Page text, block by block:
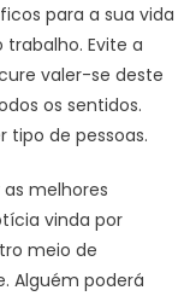
para a sua vida
Evite a
valer-se deste
os sentidos.
tipo de pessoas.
as melhores
vinda por
meio de
Alguém poderá